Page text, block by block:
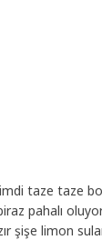
taze taze
pahalı
limon